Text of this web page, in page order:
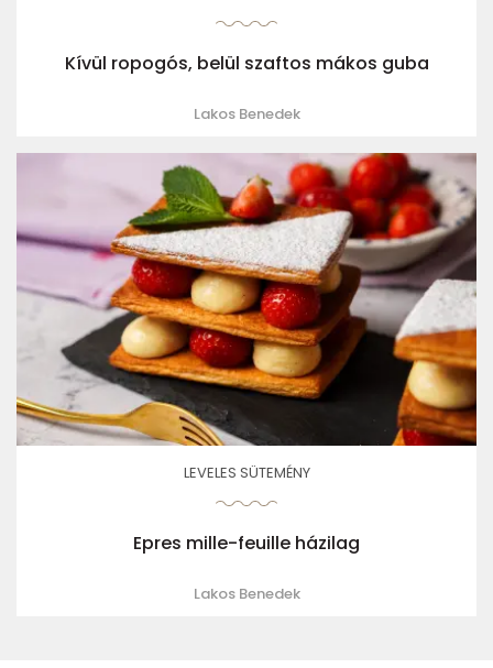
Kívül ropogós, belül szaftos mákos guba
Lakos Benedek
LEVELES SÜTEMÉNY
Epres mille-feuille házilag
Lakos Benedek